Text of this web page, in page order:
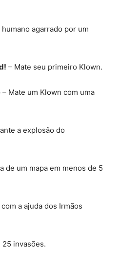
humano agarrado por um
– Mate seu primeiro Klown.
– Mate um Klown com uma
a explosão do
de um mapa em menos de 5
com a ajuda dos Irmãos
25 invasões.